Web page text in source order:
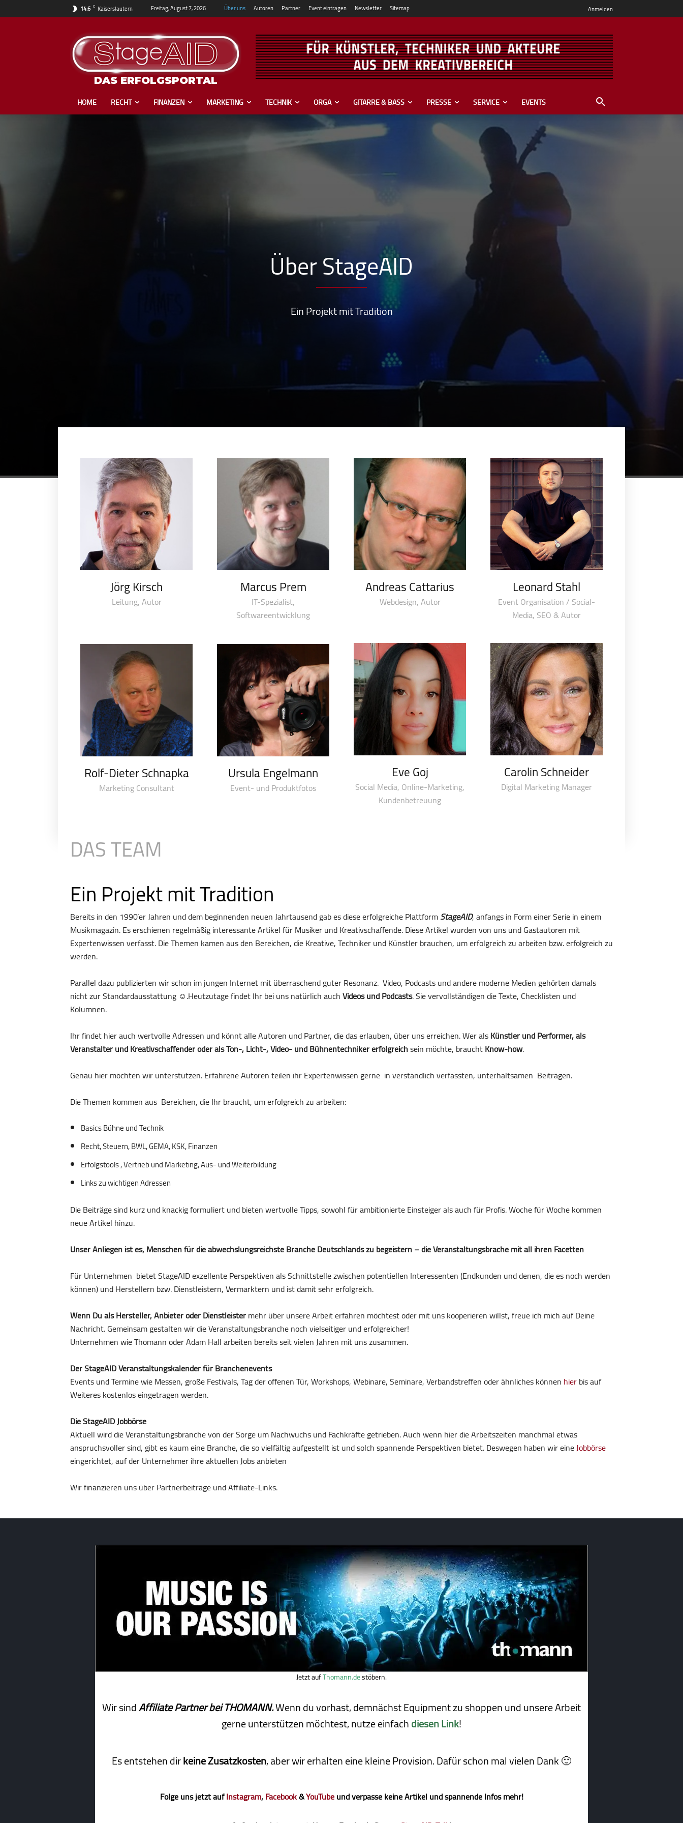
14.6 C Kaiserslautern Freitag, August 7, 2026 Über uns Autoren Partner Event eintragen Newsletter Sitemap Anmelden
DAS ERFOLGSPORTAL
HOME RECHT FINANZEN MARKETING TECHNIK ORGA GITARRE & BASS PRESSE SERVICE EVENTS
Über StageAID
Ein Projekt mit Tradition
Jörg Kirsch
Leitung, Autor
Rolf-Dieter Schnapka
Marketing Consultant
Marcus Prem
IT-Spezialist,
Softwareentwicklung
Ursula Engelmann
Event- und Produktfotos
Andreas Cattarius
Webdesign, Autor
Eve Goj
Social Media, Online-Marketing,
Kundenbetreuung
Leonard Stahl
Event Organisation / Social-
Media, SEO & Autor
Carolin Schneider
Digital Marketing Manager
DAS TEAM
Ein Projekt mit Tradition
Bereits in den 1990’er Jahren und dem beginnenden neuen Jahrtausend gab es diese erfolgreiche PlattformStageAID, anfangs in Form einer Serie in einem
Musikmagazin. Es erschienen regelmäßig interessante Artikel für Musiker und Kreativschaffende. Diese Artikel wurden von uns und Gastautoren mit
Expertenwissen verfasst. Die Themen kamen aus den Bereichen, die Kreative, Techniker und Künstler brauchen, um erfolgreich zu arbeiten bzw. erfolgreich zu
werden.
Parallel dazu publizierten wir schon im jungen Internet mit überraschend guter Resonanz. Video, Podcasts und andere moderne Medien gehörten damals
nicht zur Standardausstattung ☺.Heutzutage findet Ihr bei uns natürlich auchVideos und Podcasts. Sie vervollständigen die Texte, Checklisten und
Kolumnen.
Ihr findet hier auch wertvolle Adressen und könnt alle Autoren und Partner, die das erlauben, über uns erreichen. Wer alsKünstler und Performer, als
Veranstalter und Kreativschaffender oder als Ton-, Licht-, Video- und Bühnentechniker erfolgreichsein möchte, brauchtKnow-how.
Genau hier möchten wir unterstützen. Erfahrene Autoren teilen ihr Expertenwissen gerne in verständlich verfassten, unterhaltsamen Beiträgen.
Die Themen kommen aus Bereichen, die Ihr braucht, um erfolgreich zu arbeiten:
Basics Bühne und Technik
Recht, Steuern, BWL, GEMA, KSK, Finanzen
Erfolgstools , Vertrieb und Marketing, Aus- und Weiterbildung
Links zu wichtigen Adressen
Die Beiträge sind kurz und knackig formuliert und bieten wertvolle Tipps, sowohl für ambitionierte Einsteiger als auch für Profis. Woche für Woche kommen
neue Artikel hinzu.
Unser Anliegen ist es, Menschen für die abwechslungsreichste Branche Deutschlands zu begeistern – die Veranstaltungsbrache mit all ihren Facetten
Für Unternehmen bietet StageAID exzellente Perspektiven als Schnittstelle zwischen potentiellen Interessenten (Endkunden und denen, die es noch werden
können) und Herstellern bzw. Dienstleistern, Vermarktern und ist damit sehr erfolgreich.
Wenn Du als Hersteller, Anbieter oder Dienstleistermehr über unsere Arbeit erfahren möchtest oder mit uns kooperieren willst, freue ich mich auf Deine
Nachricht. Gemeinsam gestalten wir die Veranstaltungsbranche noch vielseitiger und erfolgreicher!
Unternehmen wie Thomann oder Adam Hall arbeiten bereits seit vielen Jahren mit uns zusammen.
Der StageAID Veranstaltungskalender für Branchenevents
Events und Termine wie Messen, große Festivals, Tag der offenen Tür, Workshops, Webinare, Seminare, Verbandstreffen oder ähnliches können hierbis auf
Weiteres kostenlos eingetragen werden.
Die StageAID Jobbörse
Aktuell wird die Veranstaltungsbranche von der Sorge um Nachwuchs und Fachkräfte getrieben. Auch wenn hier die Arbeitszeiten manchmal etwas
anspruchsvoller sind, gibt es kaum eine Branche, die so vielfältig aufgestellt ist und solch spannende Perspektiven bietet. Deswegen haben wir eineJobbörse
eingerichtet, auf der Unternehmer ihre aktuellen Jobs anbieten
Wir finanzieren uns über Partnerbeiträge und Affiliate-Links.
Jetzt aufThomann.destöbern.
Wir sindAffiliate Partner bei THOMANN.Wenn du vorhast, demnächst Equipment zu shoppen und unsere Arbeit
gerne unterstützen möchtest, nutze einfachdiesen Link!
Es entstehen dirkeine Zusatzkosten, aber wir erhalten eine kleine Pro­vi­sion. Dafür schon mal vielen Dank 🙂
Folge uns jetzt aufInstagram,Facebook&YouTubeund verpasse keine Artikel und spannende Infos mehr!